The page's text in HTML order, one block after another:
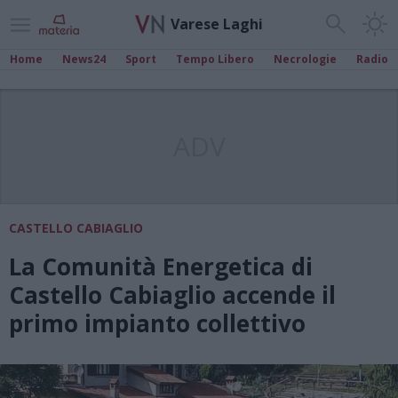
Varese Laghi
Home News24 Sport Tempo Libero Necrologie Radio
CASTELLO CABIAGLIO
La Comunità Energetica di
Castello Cabiaglio accende il
primo impianto collettivo